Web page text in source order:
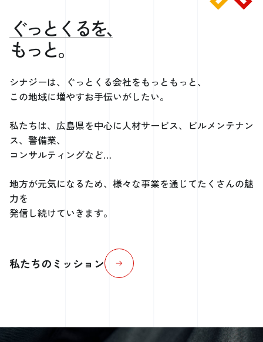
ぐっとくるを、
もっと。
シナジーは、ぐっとくる会社をもっともっと、
この地域に増やすお手伝いがしたい。
私たちは、広島県を中心に人材サービス、ビルメンテナン
ス、警備業、
コンサルティングなど…
地方が元気になるため、様々な事業を通じてたくさんの魅
力を
発信し続けていきます。
私たちのミッション